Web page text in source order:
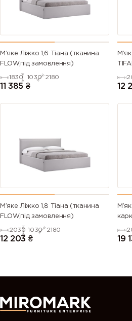
М’яке Ліжко 1,6 Тіана (тканина
FLOW,під замовлення)
1830 1030 2180
11 385 ₴ 12
М’яке Ліжко 1,8 Тіана (тканина
FLOW,під замовлення)
2030 1030 2180
12 203 ₴ 19